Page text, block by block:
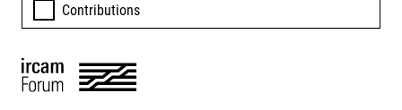
Contributions